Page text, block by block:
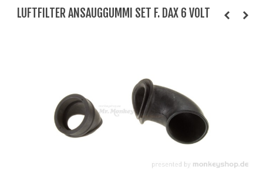
LUFTFILTER ANSAUGGUMMI SET F. DAX 6 VOLT